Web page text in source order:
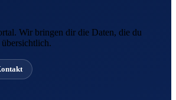
Wir bringen dir die Daten, die du